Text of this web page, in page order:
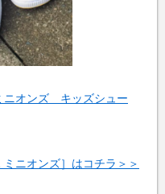
ニオンズ キッズシュー
ミニオンズ］はコチラ＞＞